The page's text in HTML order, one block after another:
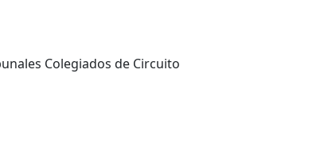
Colegiados de Circuito